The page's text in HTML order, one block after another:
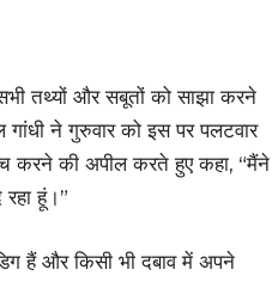
तथ्यों और सबूतों को साझा करने
ने गुरुवार को इस पर पलटवार
करने की अपील करते हुए कहा, “मैंने
हूं।”
हैं और किसी भी दबाव में अपने